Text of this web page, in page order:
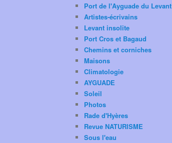
Port de l'Ayguade du Levant
Artistes-écrivains
Levant insolite
Port Cros et Bagaud
Chemins et corniches
Maisons
Climatologie
AYGUADE
Soleil
Photos
Rade d'Hyères
Revue NATURISME
Sous l'eau